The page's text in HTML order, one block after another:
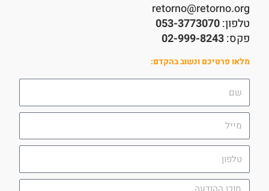
retorno@retorno.org
טלפון:053-3773070
פקס:02-999-8243
מלאו פרטיכם ונשוב בהקדם: